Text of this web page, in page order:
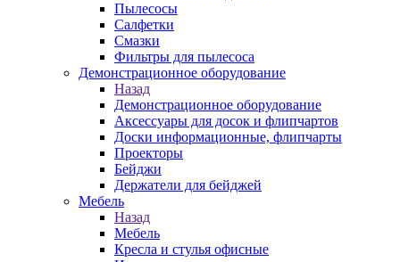
Пылесосы
Салфетки
Смазки
Фильтры для пылесоса
Демонстрационное оборудование
Назад
Демонстрационное оборудование
Аксессуары для досок и флипчартов
Доски информационные, флипчарты
Проекторы
Бейджи
Держатели для бейджей
Мебель
Назад
Мебель
Кресла и стулья офисные